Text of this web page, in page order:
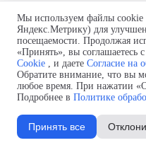
Мы используем файлы cookie
Яндекс.Метрику) для
посещаемости. Продолжая
«Принять», вы соглашаетесь с
Cookie , и даете Согласие на
Обратите внимание, что вы
любое время. При нажатии
Подробнее в Политике
Принять все